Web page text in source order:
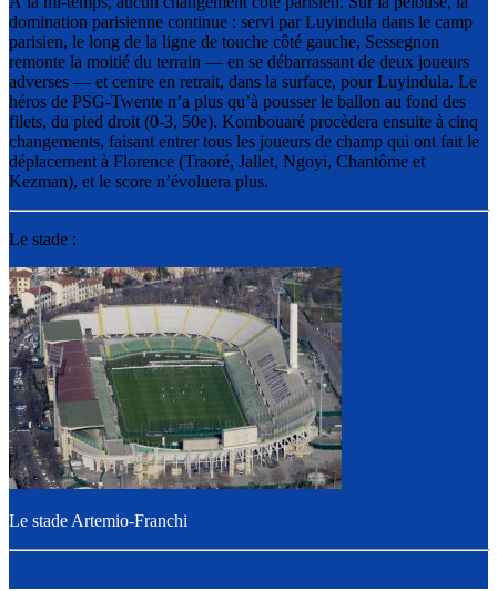
domination parisienne continue : servi par Luyindula dans le camp
parisien, le long de la ligne de touche côté gauche, Sessegnon
remonte la moitié du terrain — en se débarrassant de deux joueurs
adverses — et centre en retrait, dans la surface, pour Luyindula. Le
héros de PSG-Twente n’a plus qu’à pousser le ballon au fond des
filets, du pied droit (0-3, 50e). Kombouaré procèdera ensuite à cinq
changements, faisant entrer tous les joueurs de champ qui ont fait le
déplacement à Florence (Traoré, Jallet, Ngoyi, Chantôme et
Kezman), et le score n’évoluera plus.
Le stade :
Le stade Artemio-Franchi